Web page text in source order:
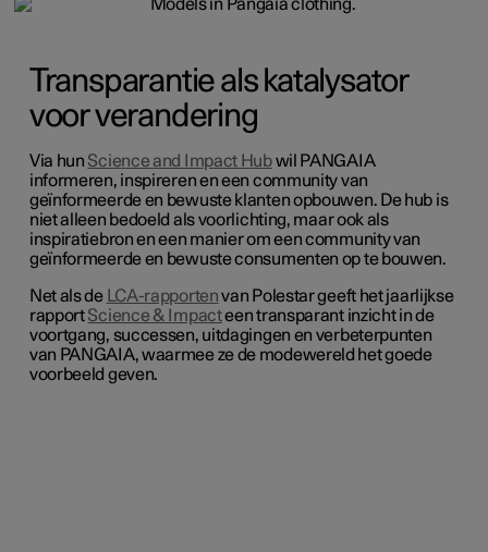
Transparantie als katalysator
voor verandering
Via hun Science and Impact Hubwil PANGAIA
informeren, inspireren en een community van
geïnformeerde en bewuste klanten opbouwen. De hub is
niet alleen bedoeld als voorlichting, maar ook als
inspiratiebron en een manier om een community van
geïnformeerde en bewuste consumenten op te bouwen.
Net als de LCA-rapportenvan Polestar geeft het jaarlijkse
rapportScience & Impacteen transparant inzicht in de
voortgang, successen, uitdagingen en verbeterpunten
van PANGAIA, waarmee ze de modewereld het goede
voorbeeld geven.